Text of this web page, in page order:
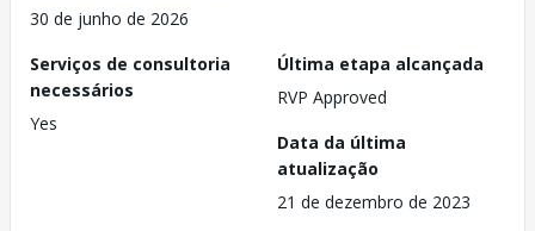
30 de junho de 2026
Serviços de consultoria
necessários
Yes
Última etapa alcançada
RVP Approved
Data da última
atualização
21 de dezembro de 2023